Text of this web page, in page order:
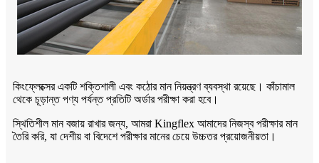
কিংফ্লেক্সের একটি শক্তিশালী এবং কঠোর মান নিয়ন্ত্রণ ব্যবস্থা রয়েছে। কাঁচামাল
থেকে চূড়ান্ত পণ্য পর্যন্ত প্রতিটি অর্ডার পরীক্ষা করা হবে।
স্থিতিশীল মান বজায় রাখার জন্য, আমরা Kingflex আমাদের নিজস্ব পরীক্ষার মান
তৈরি করি, যা দেশীয় বা বিদেশে পরীক্ষার মানের চেয়ে উচ্চতর প্রয়োজনীয়তা।